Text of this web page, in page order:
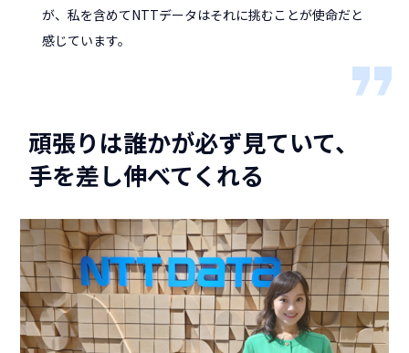
が、私を含めてNTTデータはそれに挑むことが使命だと
感じています。
頑張りは誰かが必ず見ていて、
手を差し伸べてくれる